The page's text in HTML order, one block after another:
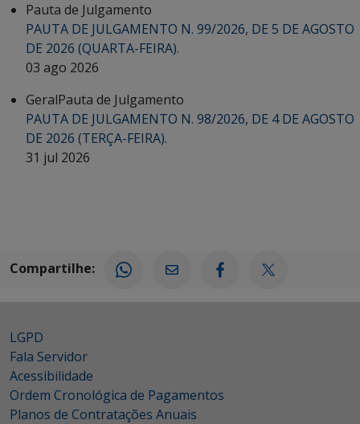
Pauta de Julgamento
PAUTA DE JULGAMENTO N. 99/2026, DE 5 DE AGOSTO
DE 2026 (QUARTA-FEIRA).
03 ago 2026
GeralPauta de Julgamento
PAUTA DE JULGAMENTO N. 98/2026, DE 4 DE AGOSTO
DE 2026 (TERÇA-FEIRA).
31 jul 2026
Compartilhe:
LGPD
Fala Servidor
Acessibilidade
Ordem Cronológica de Pagamentos
Planos de Contratações Anuais